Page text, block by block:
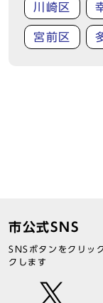
川崎区
宮前区
市公式SNS
SNSボタンをクリッ
クします